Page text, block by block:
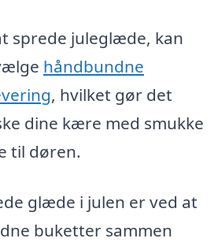
sprede juleglæde, kan
håndbundne
, hvilket gør det
dine kære med smukke
til døren.
glæde i julen er ved at
buketter sammen